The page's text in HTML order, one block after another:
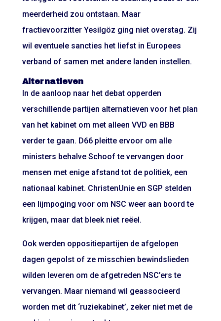
meerderheid zou ontstaan. Maar
fractievoorzitter Yesilgöz ging niet overstag. Zij
wil eventuele sancties het liefst in Europees
verband of samen met andere landen instellen.
Alternatieven
In de aanloop naar het debat opperden
verschillende partijen alternatieven voor het plan
van het kabinet om met alleen VVD en BBB
verder te gaan. D66 pleitte ervoor om alle
ministers behalve Schoof te vervangen door
mensen met enige afstand tot de politiek, een
nationaal kabinet. ChristenUnie en SGP stelden
een lijmpoging voor om NSC weer aan boord te
krijgen, maar dat bleek niet reëel.
Ook werden oppositiepartijen de afgelopen
dagen gepolst of ze misschien bewindslieden
wilden leveren om de afgetreden NSC’ers te
vervangen. Maar niemand wil geassocieerd
worden met dit ‘ruziekabinet’, zeker niet met de